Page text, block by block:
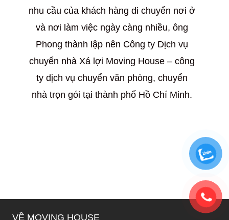
nhu cầu của khách hàng di chuyển nơi ở
và nơi làm việc ngày càng nhiều, ông
Phong thành lập nên Công ty Dịch vụ
chuyển nhà Xá lợi Moving House – công
ty dịch vụ chuyển văn phòng, chuyển
nhà trọn gói tại thành phố Hồ Chí Minh.
VỀ MOVING HOUSE